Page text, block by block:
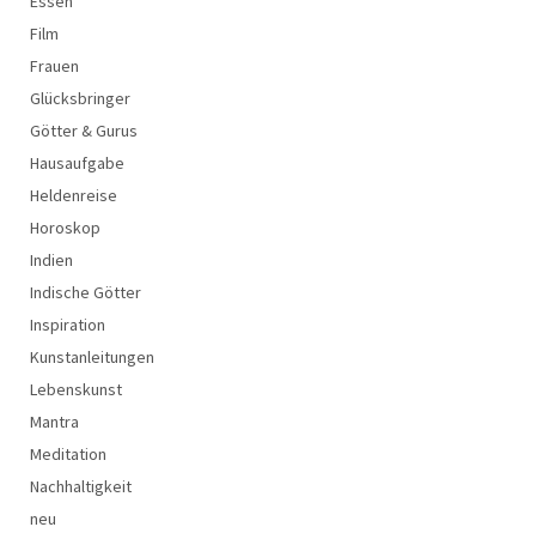
Film
Frauen
Glücksbringer
Götter & Gurus
Hausaufgabe
Heldenreise
Horoskop
Indien
Indische Götter
Inspiration
Kunstanleitungen
Lebenskunst
Mantra
Meditation
Nachhaltigkeit
neu